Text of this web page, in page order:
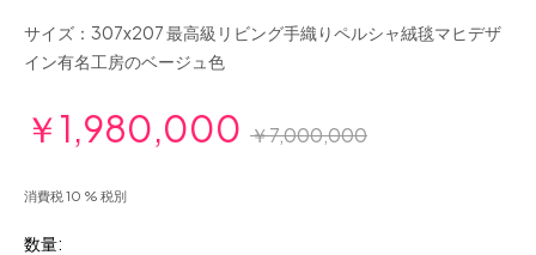
サイズ：307x207 最高級リビング手織りペルシャ絨毯マヒデザ
イン有名工房のベージュ色
￥1,980,000 ￥7,000,000
消費税 10 % 税別
数量: